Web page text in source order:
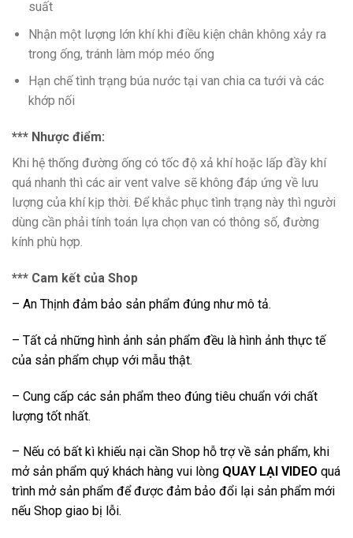
suất
Nhận một lượng lớn khí khi điều kiện chân không xảy ra
trong ống, tránh làm móp méo ống
Hạn chế tình trạng búa nước tại van chia ca tưới và các
khớp nối
*** Nhược điểm:
Khi hệ thống đường ống có tốc độ xả khí hoặc lấp đầy khí
quá nhanh thì các air vent valve sẽ không đáp ứng về lưu
lượng của khí kịp thời. Để khắc phục tình trạng này thì người
dùng cần phải tính toán lựa chọn van có thông số, đường
kính phù hợp.
*** Cam kết của Shop
– An Thịnh đảm bảo sản phẩm đúng như mô tả.
– Tất cả những hình ảnh sản phẩm đều là hình ảnh thực tế
của sản phẩm chụp với mẫu thật.
– Cung cấp các sản phẩm theo đúng tiêu chuẩn với chất
lượng tốt nhất.
– Nếu có bất kì khiếu nại cần Shop hỗ trợ về sản phẩm, khi
mở sản phẩm quý khách hàng vui lòng QUAY LẠI VIDEO quá
trình mở sản phẩm để được đảm bảo đổi lại sản phẩm mới
nếu Shop giao bị lỗi.